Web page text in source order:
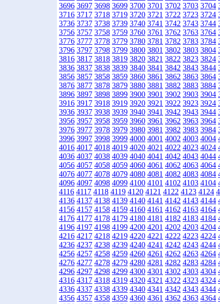
3696 3697 3698 3699 3700 3701 3702 3703 3704
3716 3717 3718 3719 3720 3721 3722 3723 3724
3736 3737 3738 3739 3740 3741 3742 3743 3744
3756 3757 3758 3759 3760 3761 3762 3763 3764
3776 3777 3778 3779 3780 3781 3782 3783 3784
3796 3797 3798 3799 3800 3801 3802 3803 3804
3816 3817 3818 3819 3820 3821 3822 3823 3824
3836 3837 3838 3839 3840 3841 3842 3843 3844
3856 3857 3858 3859 3860 3861 3862 3863 3864
3876 3877 3878 3879 3880 3881 3882 3883 3884
3896 3897 3898 3899 3900 3901 3902 3903 3904
3916 3917 3918 3919 3920 3921 3922 3923 3924
3936 3937 3938 3939 3940 3941 3942 3943 3944
3956 3957 3958 3959 3960 3961 3962 3963 3964
3976 3977 3978 3979 3980 3981 3982 3983 3984
3996 3997 3998 3999 4000 4001 4002 4003 4004
4016 4017 4018 4019 4020 4021 4022 4023 4024
4036 4037 4038 4039 4040 4041 4042 4043 4044
4056 4057 4058 4059 4060 4061 4062 4063 4064
4076 4077 4078 4079 4080 4081 4082 4083 4084
4096 4097 4098 4099 4100 4101 4102 4103 4104
4116 4117 4118 4119 4120 4121 4122 4123 4124
4136 4137 4138 4139 4140 4141 4142 4143 4144
4156 4157 4158 4159 4160 4161 4162 4163 4164
4176 4177 4178 4179 4180 4181 4182 4183 4184
4196 4197 4198 4199 4200 4201 4202 4203 4204
4216 4217 4218 4219 4220 4221 4222 4223 4224
4236 4237 4238 4239 4240 4241 4242 4243 4244
4256 4257 4258 4259 4260 4261 4262 4263 4264
4276 4277 4278 4279 4280 4281 4282 4283 4284
4296 4297 4298 4299 4300 4301 4302 4303 4304
4316 4317 4318 4319 4320 4321 4322 4323 4324
4336 4337 4338 4339 4340 4341 4342 4343 4344
4356 4357 4358 4359 4360 4361 4362 4363 4364